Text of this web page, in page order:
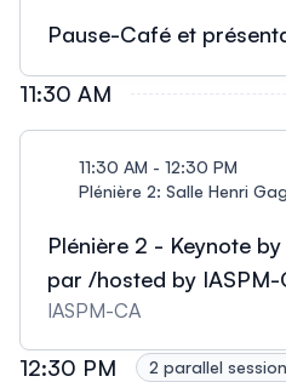
Pause-Café et
11:30 AM
11:30 AM - 12:30 PM
Plénière 2: Salle Henri
Plénière 2 - Keynote
par /hosted by IASPM-
IASPM-CA
12:30 PM 2 parallel